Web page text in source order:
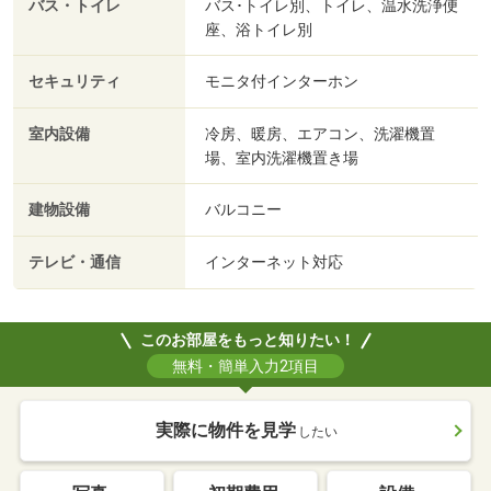
バス・トイレ
バス･トイレ別、トイレ、温水洗浄便
座、浴トイレ別
セキュリティ モニタ付インターホン
室内設備
冷房、暖房、エアコン、洗濯機置
場、室内洗濯機置き場
建物設備 バルコニー
テレビ・通信 インターネット対応
このお部屋をもっと知りたい！
無料・簡単入力2項目
実際に物件を見学 したい